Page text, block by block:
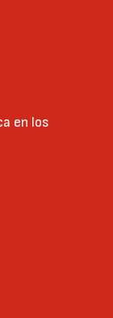
en los